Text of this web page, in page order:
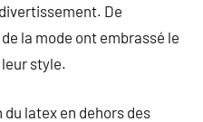
De
la mode ont embrassé le
style.
du latex en dehors des